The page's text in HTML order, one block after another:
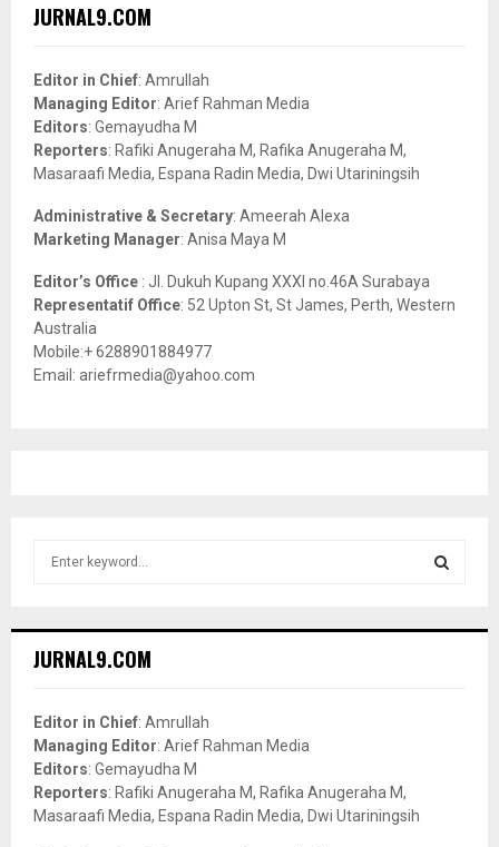
h
o
r
:
JURNAL9.COM
Editor in Chief: Amrullah
Managing Editor: Arief Rahman Media
Editors: Gemayudha M
Reporters: Rafiki Anugeraha M, Rafika Anugeraha M,
Masaraafi Media, Espana Radin Media, Dwi Utariningsih
Administrative & Secretary: Ameerah Alexa
Marketing Manager: Anisa Maya M
Editor’s Office : Jl. Dukuh Kupang XXXI no.46A Surabaya
Representatif Office: 52 Upton St, St James, Perth, Western
Australia
Mobile:+ 6288901884977
Email: ariefrmedia@yahoo.com
h
o
r
:
JURNAL9.COM
Editor in Chief: Amrullah
Managing Editor: Arief Rahman Media
Editors: Gemayudha M
Reporters: Rafiki Anugeraha M, Rafika Anugeraha M,
Masaraafi Media, Espana Radin Media, Dwi Utariningsih